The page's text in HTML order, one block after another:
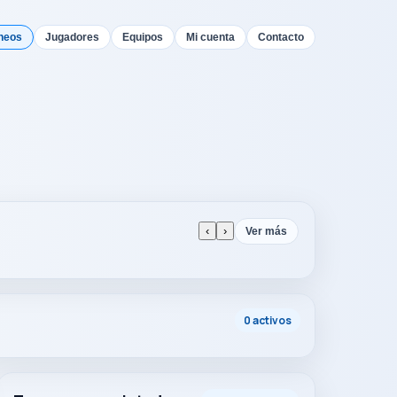
Jugadores Equipos Mi cuenta Contacto
‹ › Ver más
0 activos